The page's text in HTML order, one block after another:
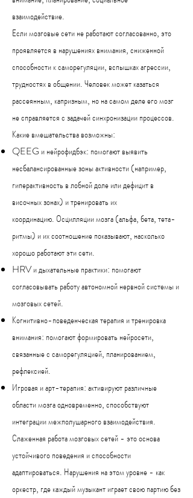
взаимодействие.
Если мозговые сети не работают согласованно, это
проявляется в нарушениях внимания, сниженной
способности к саморегуляции, вспышках агрессии,
трудностях в общении. Человек может казаться
рассеянным, капризным, но на самом деле его мозг
не справляется с задачей синхронизации процессов.
Какие вмешательства возможны:
QEEG и нейрофидбэк: помогают выявить
несбалансированные зоны активности (например,
гиперактивность в лобной доле или дефицит в
височных зонах) и тренировать их
координацию.Осцилляции мозга (альфа, бета, тета-
ритмы) и их соотношение показывают, насколько
хорошо работают эти сети.
HRV и дыхательные практики: помогают
согласовывать работу автономной нервной системы и
мозговых сетей.
Когнитивно-поведенческая терапия и тренировка
внимания: помогают формировать нейросети,
связанные с саморегуляцией, планированием,
рефлексией.
Игровая и арт-терапия: активируют различные
области мозга одновременно, способствуют
интеграции межполушарного взаимодействия.
Слаженная работа мозговых сетей - это основа
устойчивого поведения и способности
адаптироваться. Нарушения на этом уровне - как
оркестр, где каждый музыкант играет свою партию без